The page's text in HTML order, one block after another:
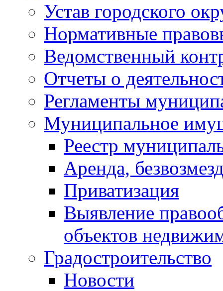
Устав городского
Нормативные
Ведомственный
Отчеты о
Регламенты
Муниципальное
Реестр
Аренда,
Приватизация
Выявление
объектов
Градостроительство
Новости